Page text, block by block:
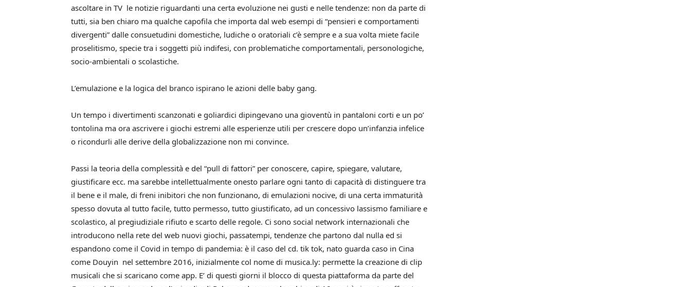
ascoltare in TV le notizie riguardanti una certa evoluzione nei gusti e nelle tendenze: non da parte di
tutti, sia ben chiaro ma qualche capofila che importa dal web esempi di “pensieri e comportamenti
divergenti” dalle consuetudini domestiche, ludiche o oratoriali c’è sempre e a sua volta miete facile
proselitismo, specie tra i soggetti più indifesi, con problematiche comportamentali, personologiche,
socio-ambientali o scolastiche.
L’emulazione e la logica del branco ispirano le azioni delle baby gang.
Un tempo i divertimenti scanzonati e goliardici dipingevano una gioventù in pantaloni corti e un po’
tontolina ma ora ascrivere i giochi estremi alle esperienze utili per crescere dopo un’infanzia infelice
o ricondurli alle derive della globalizzazione non mi convince.
Passi la teoria della complessità e del “pull di fattori” per conoscere, capire, spiegare, valutare,
giustificare ecc. ma sarebbe intellettualmente onesto parlare ogni tanto di capacità di distinguere tra
il bene e il male, di freni inibitori che non funzionano, di emulazioni nocive, di una certa immaturità
spesso dovuta al tutto facile, tutto permesso, tutto giustificato, ad un concessivo lassismo familiare e
scolastico, al pregiudiziale rifiuto e scarto delle regole. Ci sono social network internazionali che
introducono nella rete del web nuovi giochi, passatempi, tendenze che partono dal nulla ed si
espandono come il Covid in tempo di pandemia: è il caso del cd. tik tok, nato guarda caso in Cina
come Douyin nel settembre 2016, inizialmente col nome di musica.ly: permette la creazione di clip
musicali che si scaricano come app. E’ di questi giorni il blocco di questa piattaforma da parte del